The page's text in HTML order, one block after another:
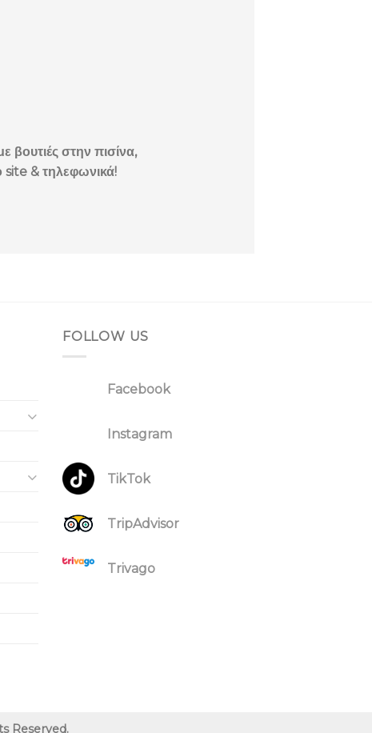
βουτιές στην πισίνα,
site & τηλεφωνικά!
FOLLOW US
Facebook
Instagram
TikTok
TripAdvisor
Trivago
Reserved.